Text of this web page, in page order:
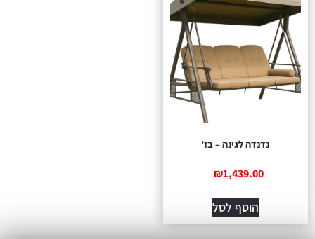
נדנדה לגינה – בז’
₪1,439.00
הוסף לסל